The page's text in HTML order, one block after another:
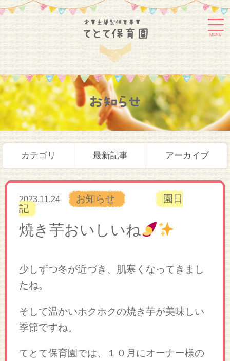
MENU
お知らせ
カテゴリ 最新記事 アーカイブ
2023.11.24 お知らせ
園日
記
焼き芋おいしいね
少しずつ冬が近づき、肌寒くなってきまし
たね。
そして温かいホクホクの焼き芋が美味しい
季節ですね。
てとて保育園では、１０月にオーナー様の